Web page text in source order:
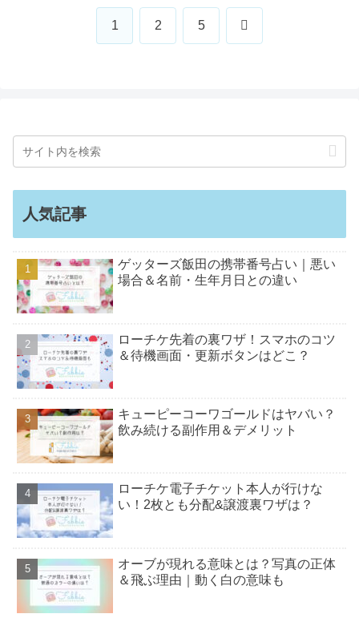
1 2 5 次
人気記事
ゲッターズ飯田の携帯番号占い｜悪い
場合＆名前・生年月日との違い
ローチケ先着の裏ワザ！スマホのコツ
＆待機画面・更新ボタンはどこ？
キューピーコーワゴールドはヤバい？
飲み続ける副作用＆デメリット
ローチケ電子チケット本人が行けな
い！2枚とも分配&譲渡裏ワザは？
オーブが現れる意味とは？写真の正体
＆飛ぶ理由｜動く白の意味も